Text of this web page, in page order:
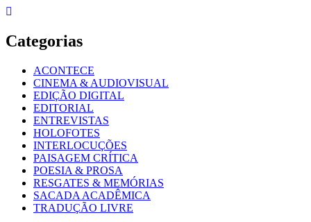
Skip
content
Categorias
ACONTECE
CINEMA & AUDIOVISUAL
EDIÇÃO DIGITAL
EDITORIAL
ENTREVISTAS
HOLOFOTES
INTERLOCUÇÕES
PAISAGEM CRÍTICA
POESIA & PROSA
RESGATES & MEMÓRIAS
SACADA ACADÊMICA
TRADUÇÃO LIVRE